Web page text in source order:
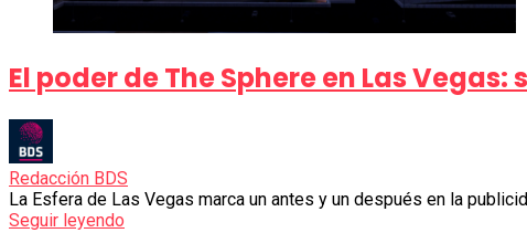
El poder de The Sphere en Las
Redacción BDS
La Esfera de Las Vegas marca un antes y un después en la
Seguir leyendo